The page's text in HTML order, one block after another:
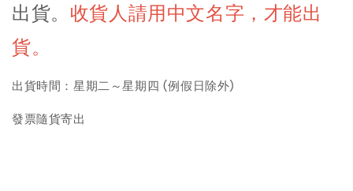
出貨。 收貨人請用中文名字，才能出
貨。
出貨時間：星期二～星期四 (例假日除外)
發票隨貨寄出